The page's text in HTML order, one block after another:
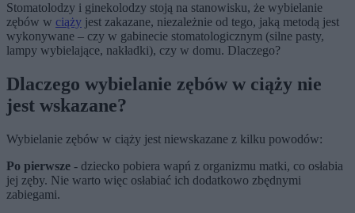
Stomatolodzy i ginekolodzy stoją na stanowisku, że wybielanie
zębów w ciąży jest zakazane, niezależnie od tego, jaką metodą jest
wykonywane – czy w gabinecie stomatologicznym (silne pasty,
lampy wybielające, nakładki), czy w domu. Dlaczego?
Dlaczego wybielanie zębów w ciąży nie
jest wskazane?
Wybielanie zębów w ciąży jest niewskazane z kilku powodów:
Po pierwsze - dziecko pobiera wapń z organizmu matki, co osłabia
jej zęby. Nie warto więc osłabiać ich dodatkowo zbędnymi
zabiegami.